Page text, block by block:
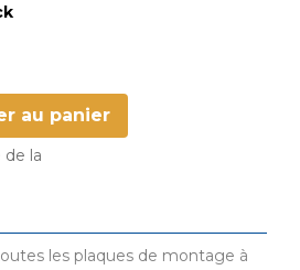
au panier
de la
les plaques de montage à